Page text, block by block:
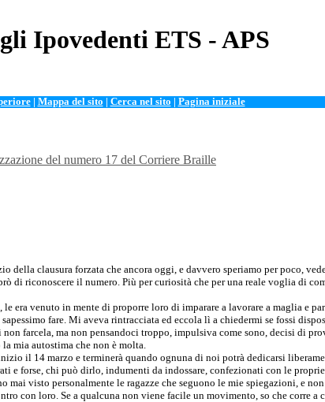
Ipovedenti ETS - APS
| Mappa del sito Cerca nel sito Pagina iniziale
del numero 17 del Corriere Braille
clausura forzata che ancora oggi, e davvero speriamo per poco,
di riconoscere il numero. Più per curiosità che per una reale voglia di
venuto in mente di proporre loro di imparare a lavorare a maglia e
fare. Mi aveva rintracciata ed eccola lì a chiedermi se fossi
farcela, ma non pensandoci troppo, impulsiva come sono, decisi di
mia autostima che non è molta.
il 14 marzo e terminerà quando ognuna di noi potrà dedicarsi
e forse, chi può dirlo, indumenti da indossare, confezionati con le
visto personalmente le ragazze che seguono le mie spiegazioni, e
con loro. Se a qualcuna non viene facile un movimento, so che corre a